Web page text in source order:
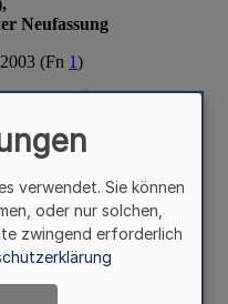
verwendet. Sie können
oder nur solchen,
zwingend erforderlich